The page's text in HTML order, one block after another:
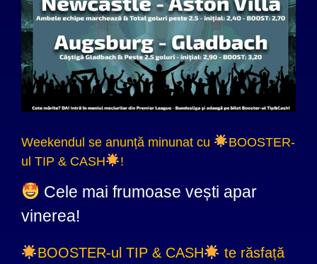
Weekendul se anunță minunat cu
BOOSTER-
ul TIP & CASH
!
Cele mai frumoase vești apar
vinerea!
BOOSTER-ul TIP & CASH
te răsfață